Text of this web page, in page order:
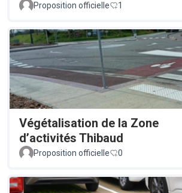
Proposition officielle 1
Végétalisation de la Zone
d’activités Thibaud
Proposition officielle 0